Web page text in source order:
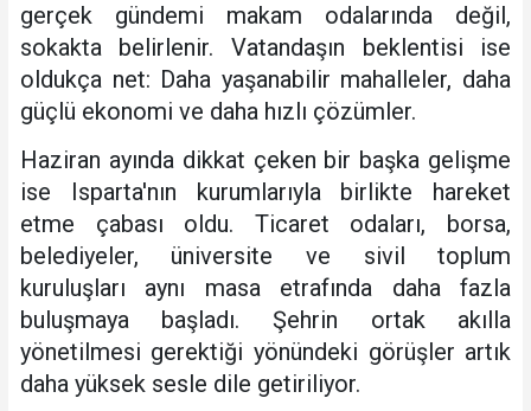
gerçek gündemi makam odalarında değil,
sokakta belirlenir. Vatandaşın beklentisi ise
oldukça net: Daha yaşanabilir mahalleler, daha
güçlü ekonomi ve daha hızlı çözümler.
Haziran ayında dikkat çeken bir başka gelişme
ise Isparta'nın kurumlarıyla birlikte hareket
etme çabası oldu. Ticaret odaları, borsa,
belediyeler, üniversite ve sivil toplum
kuruluşları aynı masa etrafında daha fazla
buluşmaya başladı. Şehrin ortak akılla
yönetilmesi gerektiği yönündeki görüşler artık
daha yüksek sesle dile getiriliyor.